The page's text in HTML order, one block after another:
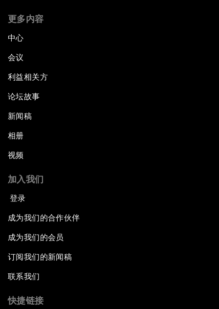
更多内容
中心
会议
利益相关方
论坛故事
新闻稿
相册
视频
加入我们
登录
成为我们的合作伙伴
成为我们的会员
订阅我们的新闻稿
联系我们
快捷链接